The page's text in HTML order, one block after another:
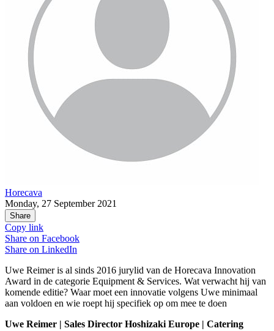
Horecava
Monday, 27 September 2021
Share
Copy link
Share on Facebook
Share on LinkedIn
Uwe Reimer is al sinds 2016 jurylid van de Horecava Innovation
Award in de categorie Equipment & Services. Wat verwacht hij van
komende editie? Waar moet een innovatie volgens Uwe minimaal
aan voldoen en wie roept hij specifiek op om mee te doen
Uwe Reimer | Sales Director Hoshizaki Europe | Catering